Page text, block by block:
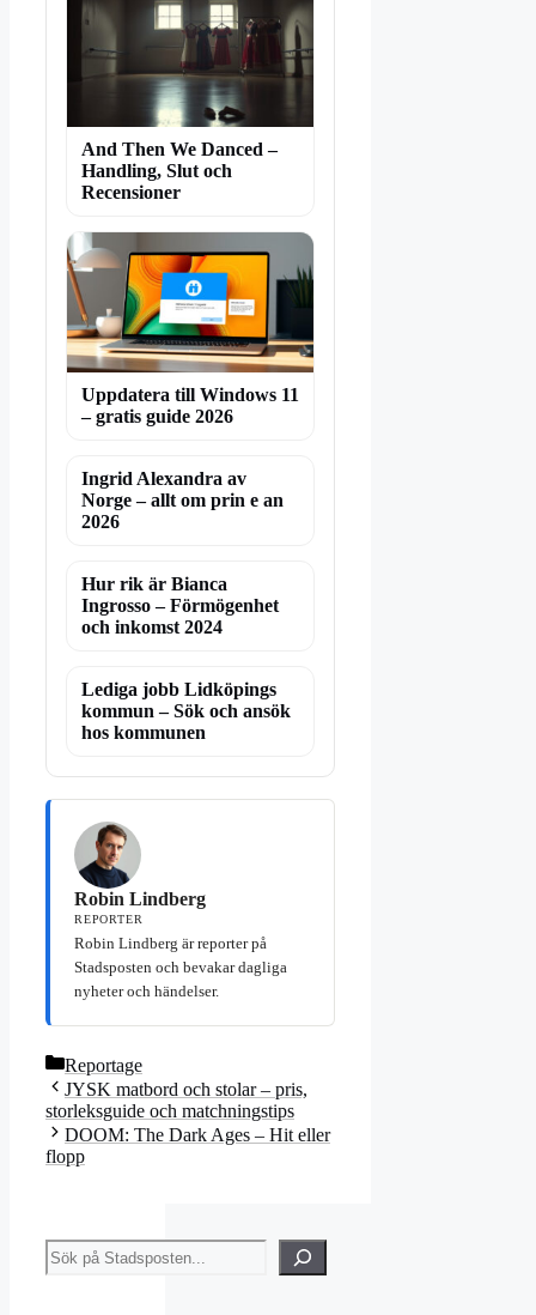
And Then We Danced –
Handling, Slut och
Recensioner
Uppdatera till Windows 11
– gratis guide 2026
Ingrid Alexandra av
Norge – allt om prin e an
2026
Hur rik är Bianca
Ingrosso – Förmögenhet
och inkomst 2024
Lediga jobb Lidköpings
kommun – Sök och ansök
hos kommunen
Robin Lindberg
REPORTER
Robin Lindberg är reporter på
Stadsposten och bevakar dagliga
nyheter och händelser.
Kategorier
Reportage
JYSK matbord och stolar – pris,
storleksguide och matchningstips
DOOM: The Dark Ages – Hit eller
flopp
Sök